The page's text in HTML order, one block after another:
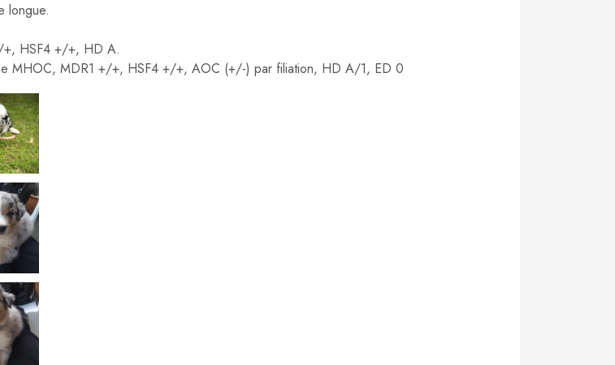
longue.
+, HSF4 +/+, HD A.
MHOC, MDR1 +/+, HSF4 +/+, AOC (+/-) par filiation, HD A/1, ED 0